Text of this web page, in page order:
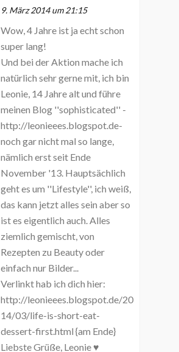
9. März 2014 um 21:15
Wow, 4 Jahre ist ja echt schon
super lang!
Und bei der Aktion mache ich
natürlich sehr gerne mit, ich bin
Leonie, 14 Jahre alt und führe
meinen Blog ''sophisticated'' -
http://leonieees.blogspot.de-
noch gar nicht mal so lange,
nämlich erst seit Ende
November '13. Hauptsächlich
geht es um ''Lifestyle'', ich weiß,
das kann jetzt alles sein aber so
ist es eigentlich auch. Alles
ziemlich gemischt, von
Rezepten zu Beauty oder
einfach nur Bilder...
Verlinkt hab ich dich hier:
http://leonieees.blogspot.de/20
14/03/life-is-short-eat-
dessert-first.html {am Ende}
Liebste Grüße, Leonie ♥